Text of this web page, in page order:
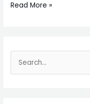
Read More »
e